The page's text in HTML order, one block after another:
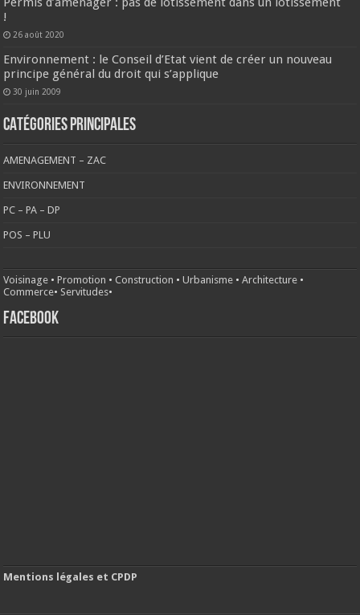
!
26 août 2020
Environnement : le Conseil d’Etat vient de créer un nouveau
principe général du droit qui s’applique
30 juin 2009
CATÉGORIES PRINCIPALES
AMENAGEMENT – ZAC
ENVIRONNEMENT
PC – PA – DP
POS – PLU
Voisinage •Promotion •Construction •Urbanisme •Architecture •
Commerce• Servitudes•
FACEBOOK
Mentions légales et CPDP